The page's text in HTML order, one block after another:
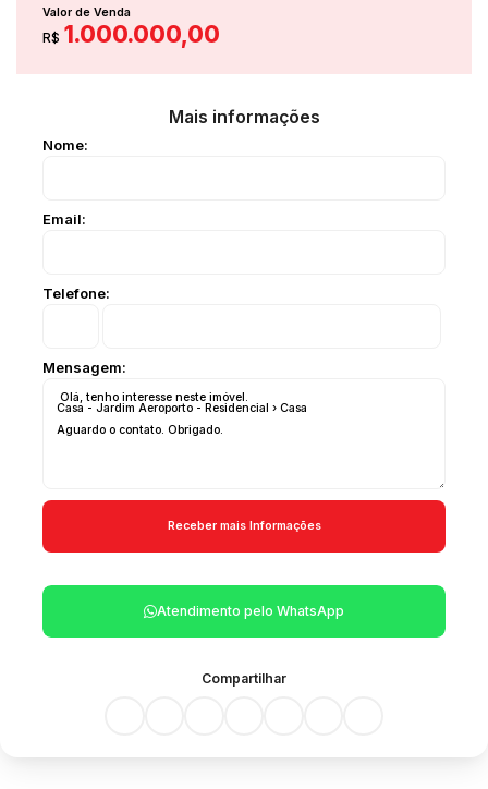
R$ 1.000.000,00
Valor de Venda
Mais informações
Nome:
Email:
Telefone:
Mensagem:
Atendimento pelo WhatsApp
Compartilhar